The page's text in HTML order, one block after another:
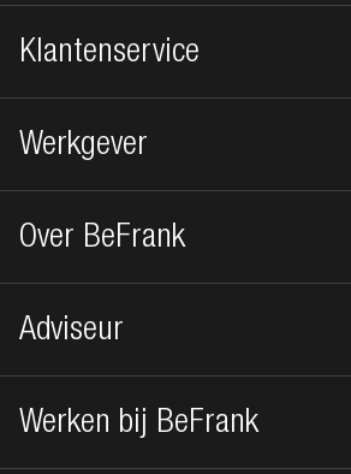
Klantenservice
Werkgever
Over BeFrank
Adviseur
Werken bij BeFrank